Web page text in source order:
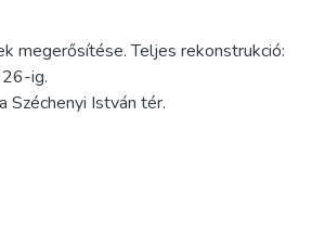
megerősítése. Teljes rekonstrukció:
ig.
Széchenyi István tér.